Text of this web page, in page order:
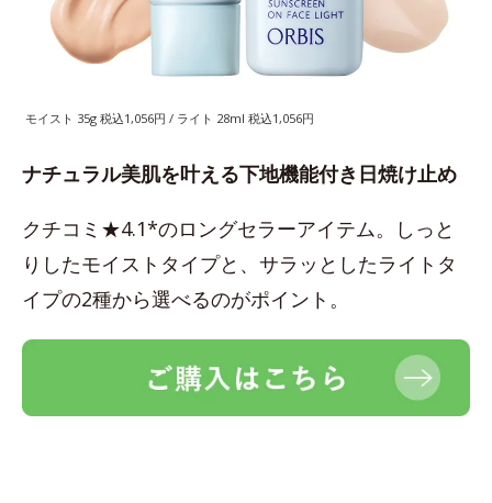
モイスト 35g 税込1,056円 / ライト 28ml 税込1,056円
ナチュラル美肌を叶える下地機能付き日焼け止め
クチコミ★4.1*のロングセラーアイテム。しっと
りしたモイストタイプと、サラッとしたライトタ
イプの2種から選べるのがポイント。